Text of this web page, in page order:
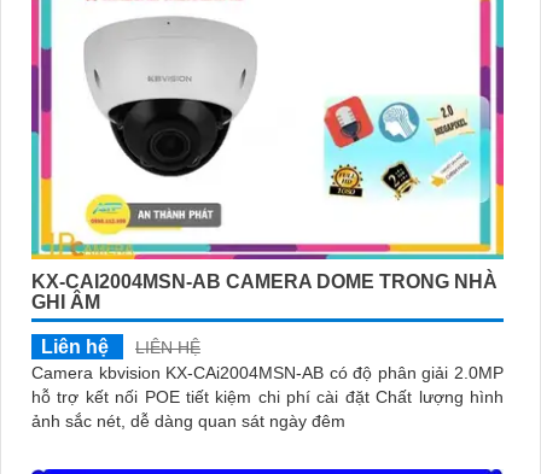
KX-CAI2004MSN-AB CAMERA DOME TRONG NHÀ
GHI ÂM
Liên hệ
LIÊN HỆ
Camera kbvision KX-CAi2004MSN-AB có độ phân giải 2.0MP
hỗ trợ kết nối POE tiết kiệm chi phí cài đặt Chất lượng hình
ảnh sắc nét, dễ dàng quan sát ngày đêm